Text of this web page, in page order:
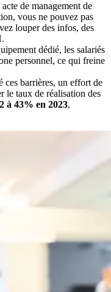
acte de management de
vous ne pouvez pas
louper des infos, des
dédié, les salariés
personnel, ce qui freine
ces barrières, un effort de
le taux de réalisation des
à 43% en 2023,